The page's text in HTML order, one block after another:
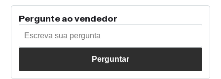
Pergunte ao vendedor
Perguntar